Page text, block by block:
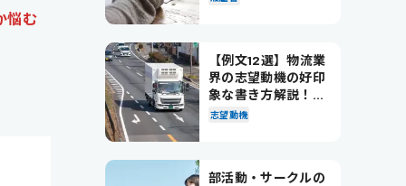
悩む
【例文12選】物流業
界の志望動機の好印
象な書き方解説！パ
ターン別の例文も紹
志望動機
部活動・サークルの